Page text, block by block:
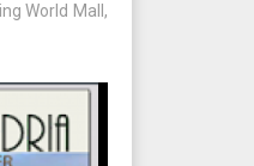
World Mall,